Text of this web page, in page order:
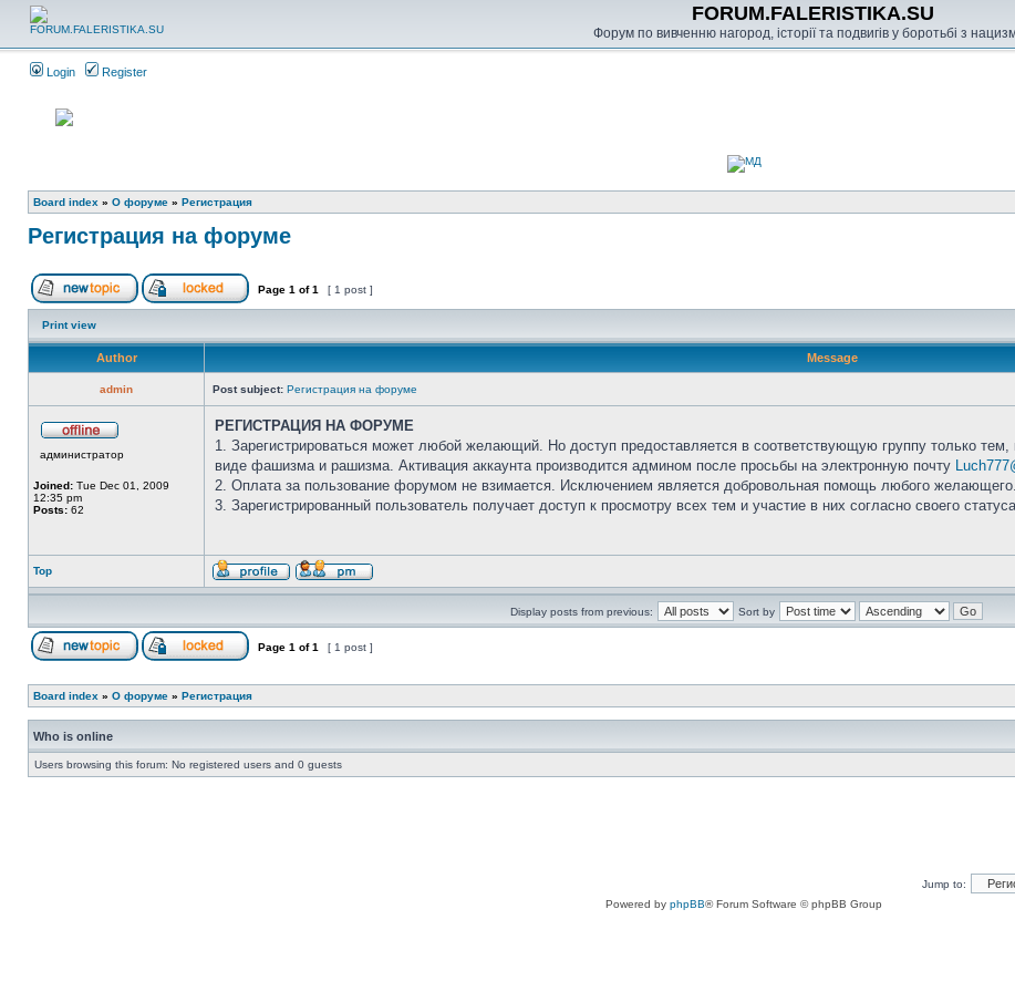
FORUM.FALERISTIKA.SU
Форум по вивченню нагород, історії та подвигів у боротьбі з
Login Register
Board index » О форуме » Регистрация
Регистрация на форуме
Page 1 of1 [ 1 post ]
Print view
Author Message
admin Post subject: Регистрация на форуме
администратор
Joined: Tue Dec 01, 2009
12:35 pm
Posts: 62
РЕГИСТРАЦИЯ НА ФОРУМЕ
1. Зарегистрироваться может любой желающий. Но доступ предоставляется в соответствующую группу только тем,
виде фашизма и рашизма. Активация аккаунта производится админом после просьбы на электронную почту
2. Оплата за пользование форумом не взимается. Исключением является добровольная помощь любого желающего.
3. Зарегистрированный пользователь получает доступ к просмотру всех тем и участие в них согласно своего
Top
Display posts from previous: Sort by
Page 1 of1 [ 1 post ]
Board index » О форуме » Регистрация
Who is online
Users browsing this forum: No registered users and 0 guests
Jump to:
Powered by phpBB® Forum Software © phpBB Group